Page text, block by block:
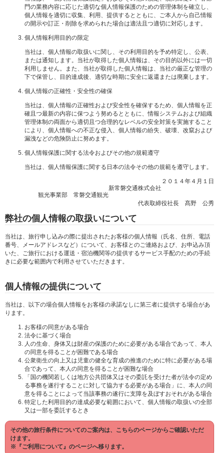
門の業務内容に応じた適切な個人情報保護のための管理体制を確立し、
個人情報を適切に収集、利用、提供するとともに、ご本人から自己情報
の開示や訂正・削除を求められた場合は適法且つ適切に対応します。
個人情報利用目的の限定
当社は、個人情報の取扱いに関し、その利用目的を予め特定し、公表、
または通知します。当社が取得した個人情報は、その目的以外には一切
利用しません。また、当社が取得した個人情報は、当社の厳正な管理の
下で保管し、目的達成後、適切な時期に安全に返還または廃棄します。
個人情報の正確性・安全性の確保
当社は、個人情報の正確性および安全性を確保するため、個人情報を正
確且つ最新の内容に保つよう努めるとともに、情報システムおよび組織
管理体制の両面から適切且つ合理的なレベルの安全対策を実施すること
により、個人情報への不正な侵入、個人情報の紛失、破壊、改竄および
漏洩などの危険防止に努めます。
個人情報保護に関する法令およびその他の規範遵守
当社は、個人情報保護に関する日本の法令その他の規範を遵守します。
２０１４年４月１日
新常磐交通株式会社
観光事業部 常磐交通観光
代表取締役社長 髙野 公秀
弊社の個人情報の取扱いについて
当社は、旅行申し込みの際に提出されたお客様の個人情報（氏名、住所、電話
番号、メールアドレスなど）について、お客様とのご連絡および、お申込み頂
いた、ご旅行における運送・宿泊機関等の提供するサービス手配のための手続
きに必要な範囲内で利用させていただきます。
個人情報の提供について
当社は、以下の場合個人情報をお客様の承諾なしに第三者に提供する場合があ
ります。
お客様の同意がある場合
法令に基づく場合
人の生命、身体又は財産の保護のために必要がある場合であって、本人
の同意を得ることが困難である場合
公衆衛生の向上又は児童の健全な育成の推進のために特に必要がある場
合であって、本人の同意を得ることが困難な場合
「国の機関若しくは地方公共団体又はその委託を受けた者が法令の定め
る事務を遂行することに対して協力する必要がある場合」に、本人の同
意を得ることによって当該事務の遂行に支障を及ぼすおそれがある場合
特定した利用目的の達成必要な範囲において、個人情報の取扱いの全部
又は一部を委託するとき
その他の旅行条件についてのご案内は、こちらのページからご確認いただ
けます。
※『ご利用について』のページへ移ります。